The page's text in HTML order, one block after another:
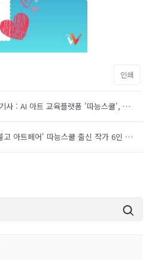
인쇄
2024.07.02일자 기사 : AI 아트 교육플랫폼 '따능스쿨', 27일 갤러리 위플서 전시
'2024 원주 인터불고 아트페어' 따능스쿨 출신 작가 6인 초청